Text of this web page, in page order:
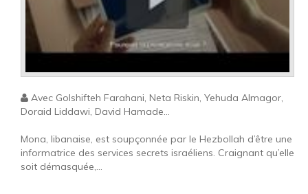
Avec Golshifteh Farahani, Neta Riskin, Yehuda Almagor,
Doraid Liddawi, David Hamade...
Mona, libanaise, est soupçonnée par le Hezbollah d’être une
informatrice des services secrets israéliens. Craignant qu’elle
soit démasquée,...